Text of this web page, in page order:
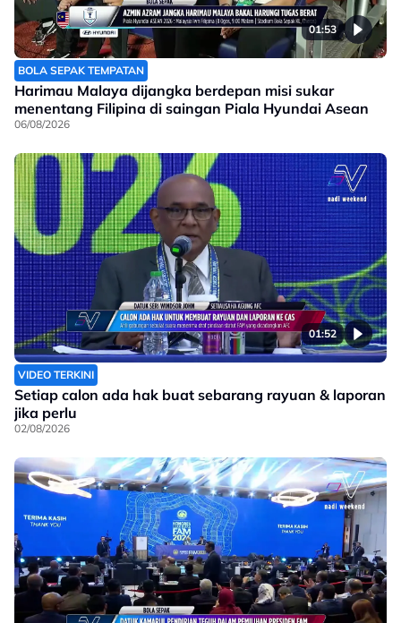
01:53
BOLA SEPAK TEMPATAN
Harimau Malaya dijangka berdepan misi sukar
menentang Filipina di saingan Piala Hyundai Asean
06/08/2026
01:52
VIDEO TERKINI
Setiap calon ada hak buat sebarang rayuan & laporan
jika perlu
02/08/2026